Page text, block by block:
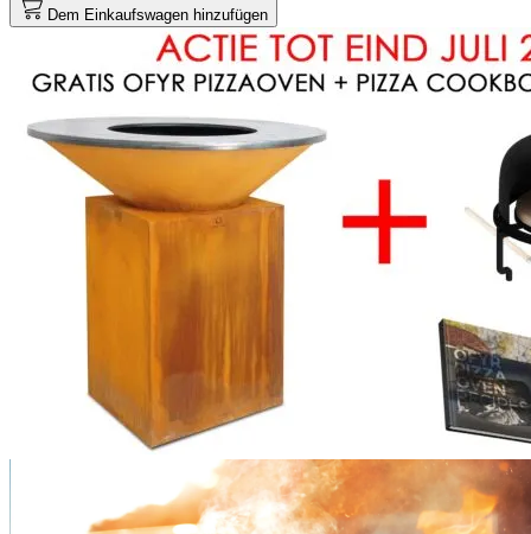
Dem Einkaufswagen hinzufügen